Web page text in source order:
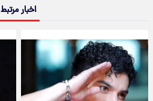
اخبار مرتبط